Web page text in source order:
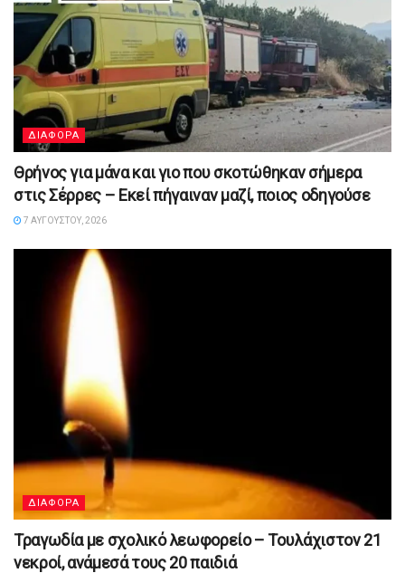
ΔΙΑΦΟΡΑ
Θρήνος για μάνα και γιο που σκοτώθηκαν σήμερα
στις Σέρρες – Εκεί πήγαιναν μαζί, ποιος οδηγούσε
7 ΑΥΓΟΎΣΤΟΥ, 2026
ΔΙΑΦΟΡΑ
Τραγωδία με σχολικό λεωφορείο – Τουλάχιστον 21
νεκροί, ανάμεσά τους 20 παιδιά